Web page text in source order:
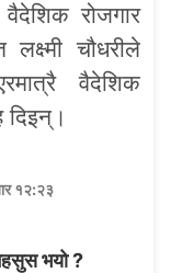
वैदेशिक रोजगार
लक्ष्मी चौधरीले
वैदेशिक
दिइन्।
१२:२३
भयो ?